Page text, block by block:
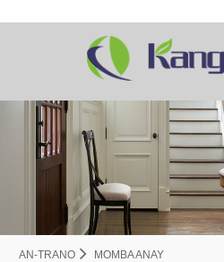
AN-TRANO MOMBA ANAY